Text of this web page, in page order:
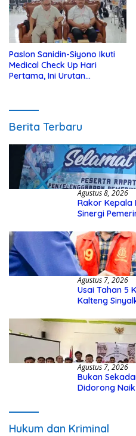
Paslon Sanidin-Siyono Ikuti
Medical Check Up Hari
Pertama, Ini Urutan
Berita Terbaru
Agustus 8, 2026
Rakor Kepala
Sinergi
Agustus 7, 2026
Usai Tahan 5
Kalteng
Agustus 7, 2026
Bukan
Didorong
Hukum dan Kriminal